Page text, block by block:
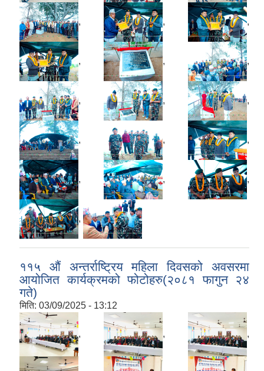
, , ,
, , ,
, , ,
, , ,
, , ,
,
११५ औं अन्तर्राष्ट्रिय महिला दिवसको अवसरमा
आयोजित कार्यक्रमको फोटोहरु(२०८१ फागुन २४
गते)
मिति: 03/09/2025 - 13:12
, , ,